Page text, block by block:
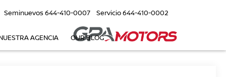
Seminuevos644-410-0007 Servicio644-410-0002
AGENCIA OUR BLOG